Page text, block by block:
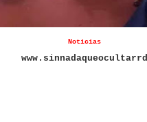
Noticias
www.sinnadaqueocultarrd